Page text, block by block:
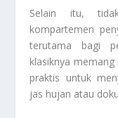
Selain itu,
kompartemen
terutama bagi
klasiknya
praktis untuk
jas hujan atau